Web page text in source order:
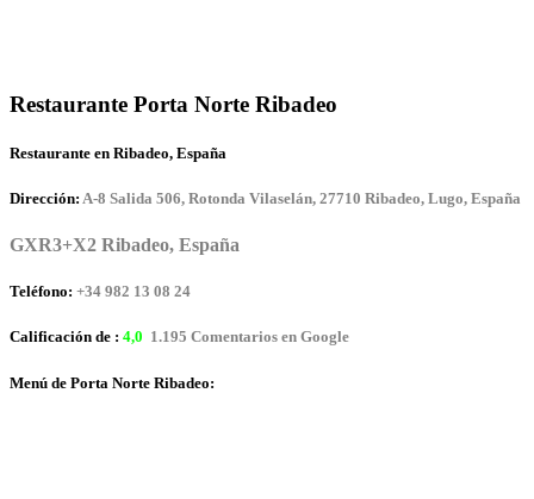
Restaurante Porta Norte Ribadeo
Restaurante en Ribadeo, España
Dirección: A-8 Salida 506, Rotonda Vilaselán, 27710 Ribadeo, Lugo, España
GXR3+X2 Ribadeo, España
Teléfono: +34 982 13 08 24
Calificación de : 4,0 1.195 Comentarios en Google
Menú de Porta Norte Ribadeo: